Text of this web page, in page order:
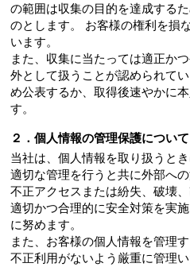
の範囲は収集の目的を達成する
のとします。 お客様の権利を損
います。
また、収集に当たっては適正か
外として扱うことが認められて
め公表するか、取得後速やかに
す。
２．個人情報の管理保護について
当社は、個人情報を取り扱うと
適切な管理を行うと共に外部へ
不正アクセスまたは紛失、破壊
適切かつ合理的に安全対策を実
に努めます。
また、お客様の個人情報を管理
不正利用がないよう厳重に管理い